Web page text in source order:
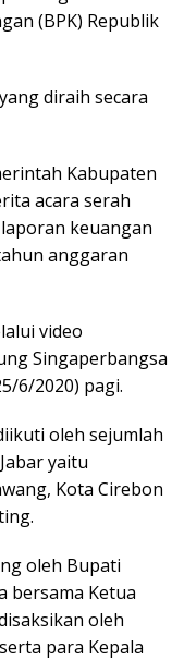
(BPK) Republik
diraih secara
Kabupaten
acara serah
keuangan
anggaran
video
Singaperbangsa
6/2020) pagi.
oleh sejumlah
yaitu
Kota Cirebon
oleh Bupati
bersama Ketua
oleh
para Kepala